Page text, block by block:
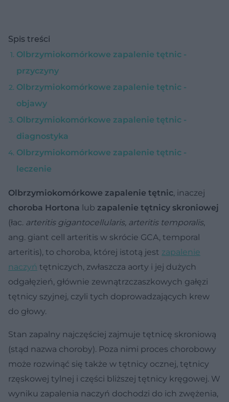
Spis treści
Olbrzymiokomórkowe zapalenie tętnic -
przyczyny
Olbrzymiokomórkowe zapalenie tętnic -
objawy
Olbrzymiokomórkowe zapalenie tętnic -
diagnostyka
Olbrzymiokomórkowe zapalenie tętnic -
leczenie
Olbrzymiokomórkowe zapalenie tętnic, inaczej
choroba Hortona lub zapalenie tętnicy skroniowej
(łac. arteritis gigantocellularis, arteritis temporalis,
ang. giant cell arteritis w skrócie GCA, temporal
arteritis), to choroba, której istotą jest zapalenie
naczyń tętniczych, zwłaszcza aorty i jej dużych
odgałęzień, głównie zewnątrzczaszkowych gałęzi
tętnicy szyjnej, czyli tych doprowadzających krew
do głowy.
Stan zapalny najczęściej zajmuje tętnicę skroniową
(stąd nazwa choroby). Poza nimi proces chorobowy
może rozwinąć się także w tętnicy ocznej, tętnicy
rzęskowej tylnej i części bliższej tętnicy kręgowej. W
wyniku zapalenia naczyń dochodzi do ich zwężenia,